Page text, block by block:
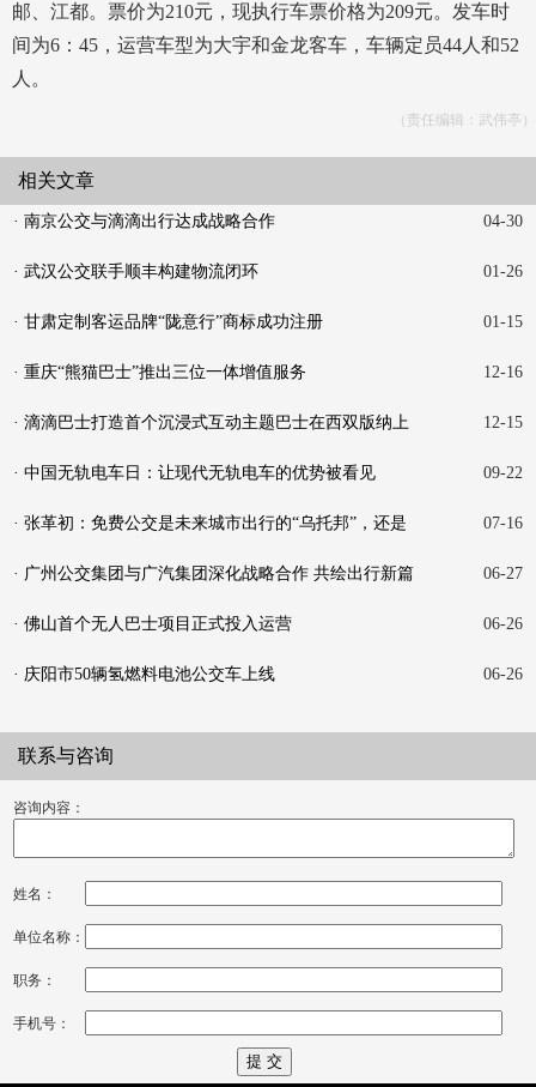
邮、江都。票价为210元，现执行车票价格为209元。发车时
间为6：45，运营车型为大宇和金龙客车，车辆定员44人和52
人。
（责任编辑：武伟亭）
相关文章
· 南京公交与滴滴出行达成战略合作 04-30
· 武汉公交联手顺丰构建物流闭环 01-26
· 甘肃定制客运品牌“陇意行”商标成功注册 01-15
· 重庆“熊猫巴士”推出三位一体增值服务 12-16
· 滴滴巴士打造首个沉浸式互动主题巴士在西双版纳上
12-15
· 中国无轨电车日：让现代无轨电车的优势被看见 09-22
· 张革初：免费公交是未来城市出行的“乌托邦”，还是
07-16
· 广州公交集团与广汽集团深化战略合作 共绘出行新篇 06-27
· 佛山首个无人巴士项目正式投入运营 06-26
· 庆阳市50辆氢燃料电池公交车上线 06-26
联系与咨询
咨询内容：
姓名：
单位名称：
职务：
手机号：